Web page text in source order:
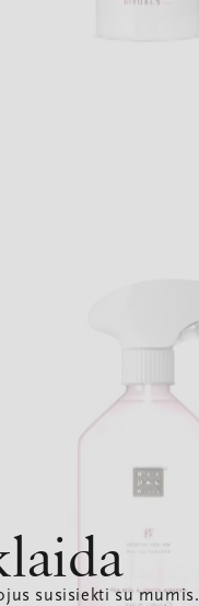
susisiekti su mumis.